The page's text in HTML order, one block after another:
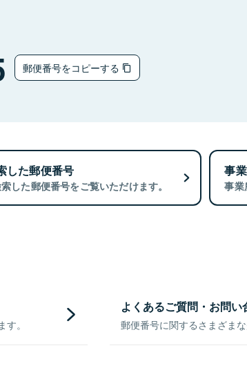
郵便番号をコピーする
した郵便番号
した郵便番号をご覧いただけます。
事
事業
。
よくあるご質問・お問い
郵便番号に関するさまざま